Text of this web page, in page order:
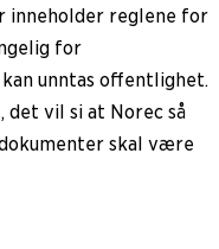
reglene for
for
unntas offentlighet.
vil si at Norec så
skal være